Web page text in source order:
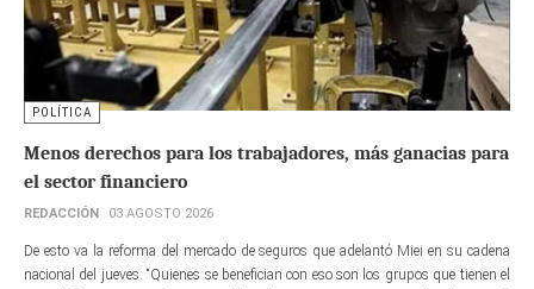
POLÍTICA
Menos derechos para los trabajadores, más ganacias para
el sector financiero
REDACCIÓN 03 AGOSTO 2026
De esto va la reforma del mercado de seguros que adelantó Miei en su cadena
nacional del jueves. “Quienes se benefician con eso son los grupos que tienen el